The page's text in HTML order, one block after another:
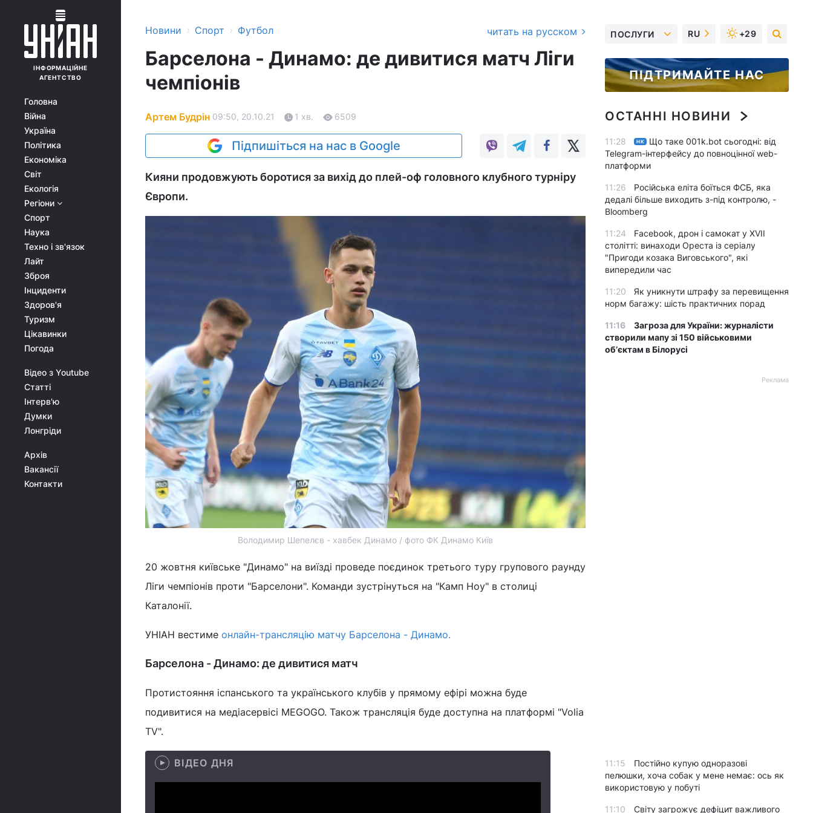
ІНФОРМАЦІЙНЕ
АГЕНТСТВО
Головна
Війна
Україна
Політика
Економіка
Світ
Екологія
Регіони
Спорт
Наука
Техно і зв'язок
Лайт
Зброя
Інциденти
Здоров'я
Туризм
Цікавинки
Погода
Відео з Youtube
Статті
Інтерв'ю
Думки
Лонгріди
Архів
Вакансії
Контакти
Новини › Спорт › Футбол читать на русском
Барселона - Динамо: де дивитися матч Ліги
чемпіонів
Артем Будрін 09:50, 20.10.21 1 хв. 6509
Підпишіться на нас в Google
Кияни продовжують боротися за вихід до плей-оф головного клубного турніру
Європи.
Володимир Шепелєв - хавбек Динамо / фото ФК Динамо Київ
20 жовтня київське "Динамо" на виїзді проведе поєдинок третього туру групового раунду
Ліги чемпіонів проти "Барселони". Команди зустрінуться на "Камп Ноу" в столиці
Каталонії.
УНІАН вестиме онлайн-трансляцію матчу Барселона - Динамо.
Барселона - Динамо: де дивитися матч
Протистояння іспанського та українського клубів у прямому ефірі можна буде
подивитися на медіасервісі MEGOGO. Також трансляція буде доступна на платформі "Volia
TV".
ВІДЕО ДНЯ
ПОСЛУГИ RU +29
ПІДТРИМАЙТЕ НАС
ОСТАННІ НОВИНИ
11:28 НК
Що таке 001k.bot сьогодні: від
Telegram-інтерфейсу до повноцінної web-
платформи
11:26
Російська еліта боїться ФСБ, яка
дедалі більше виходить з-під контролю, -
Bloomberg
11:24
Facebook, дрон і самокат у XVII
столітті: винаходи Ореста із серіалу
"Пригоди козака Виговського", які
випередили час
11:20
Як уникнути штрафу за перевищення
норм багажу: шість практичних порад
11:16
Загроза для України: журналісти
створили мапу зі 150 військовими
обʼєктам в Білорусі
Реклама
11:15
Постійно купую одноразові
пелюшки, хоча собак у мене немає: ось як
використовую у побуті
11:10
Світу загрожує дефіцит важливого